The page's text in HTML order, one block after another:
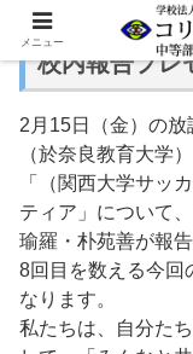
校内報告プレ
2月15日（金）の
（於奈良教育大学
「（関西大学サッ
ティア」について
瑜羅・朴苑善が報
8回目を数える今回
なります。
私たちは、自分た
メニュー